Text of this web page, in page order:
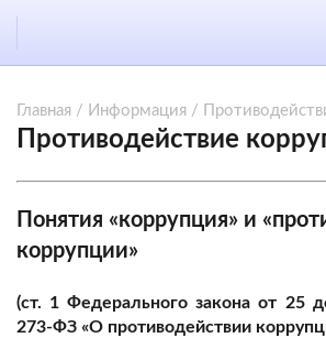
Главная / Информация /
Противодействие
Понятия «коррупция» и
коррупции»
(ст. 1 Федерального закона от 25
273-ФЗ «О противодействии